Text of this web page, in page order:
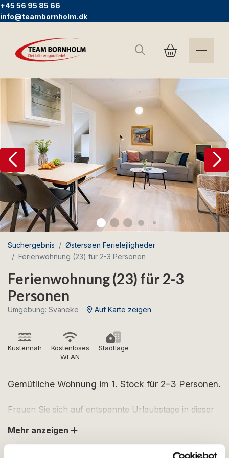
+45 56 95 85 66
info@teambornholm.dk
Suchen
Suchergebnis
Østersøen Ferielejligheder
Ferienwohnung (23) für 2-3 Personen
Ferienwohnung (23) für 2-3
Personen
Umgebung: Svaneke Auf Karte zeigen
Küstennah
Kostenloses
WLAN
Stadtlage
Gemütliche Wohnung im 1. Stock für 2–3 Personen.
Freuen Sie sich auf entspannte Urlaubstage in dieser
Die Wohnung befindet sich im 1. Stock und ist wie
Mehr anzeigen